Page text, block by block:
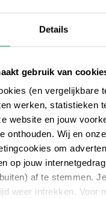
Details
gebruik van
(en vergelijkbare
werken, statistieken
website en jouw
onthouden. Wij en
om
op jouw
af te stemmen.
weer intrekken. Voor